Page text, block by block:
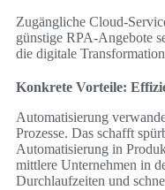
Zugängliche Cloud-
günstige RPA-Angebote
die digitale
Konkrete Vorteile:
Automatisierung
Prozesse. Das schafft
Automatisierung in
mittlere Unternehmen in
Durchlaufzeiten und